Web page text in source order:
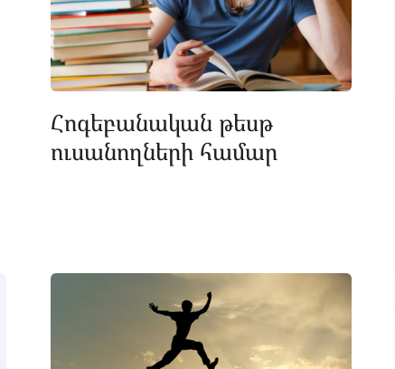
Հոգեբանական թեսթ
ուսանողների համար